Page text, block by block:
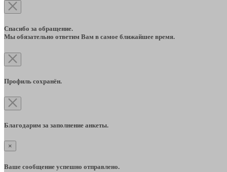
Спасибо за обращение.
Мы обязательно ответим Вам в самое ближайшее время.
Профиль сохранён.
Благодарим за заполнение анкеты.
×
Ваше сообщение успешно отправлено.